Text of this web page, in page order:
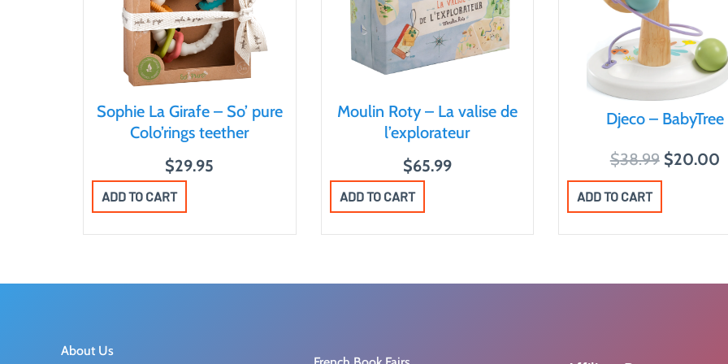
Sophie La Girafe – So’ pure
Colo’rings teether
$29.95
ADD TO CART
Moulin Roty – La valise de
l’explorateur
$65.99
ADD TO CART
Djeco – BabyTree
$38.99 O
$20.00C
ADD TO CART
About Us